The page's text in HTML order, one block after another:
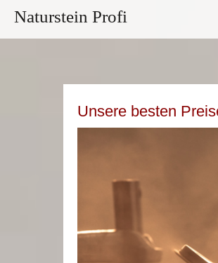
Naturstein Profi
Unsere besten